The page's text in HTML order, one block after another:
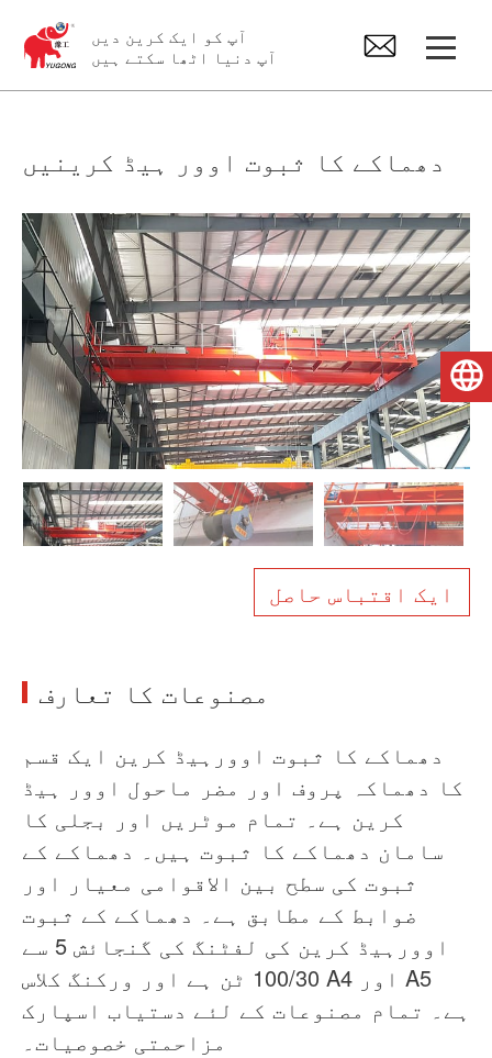
آپ کو ایک کرین دیں
آپ دنیا اٹھا سکتے ہیں
جِب کرین
الیکٹرک ہوسٹ
کرین اسپیئر پارٹس
ہمارے بارے میں
خبریں
دھماکے کا ثبوت اوور ہیڈ کرینیں
ایک اقتباس حاصل
مصنوعات کا تعارف
دھماکے کا ثبوت اوورہیڈ کرین ایک قسم
کا دھماکہ پروف اور مضر ماحول اوور ہیڈ
کرین ہے۔ تمام موٹریں اور بجلی کا
سامان دھماکے کا ثبوت ہیں۔ دھماکے کے
ثبوت کی سطح بین الاقوامی معیار اور
ضوابط کے مطابق ہے۔ دھماکے کے ثبوت
اوورہیڈ کرین کی لفٹنگ کی گنجائش 5 سے
100/30 ٹن ہے اور ورکنگ کلاس A4 اور A5
ہے۔ تمام مصنوعات کے لئے دستیاب اسپارک
مزاحمتی خصوصیات۔
اردو